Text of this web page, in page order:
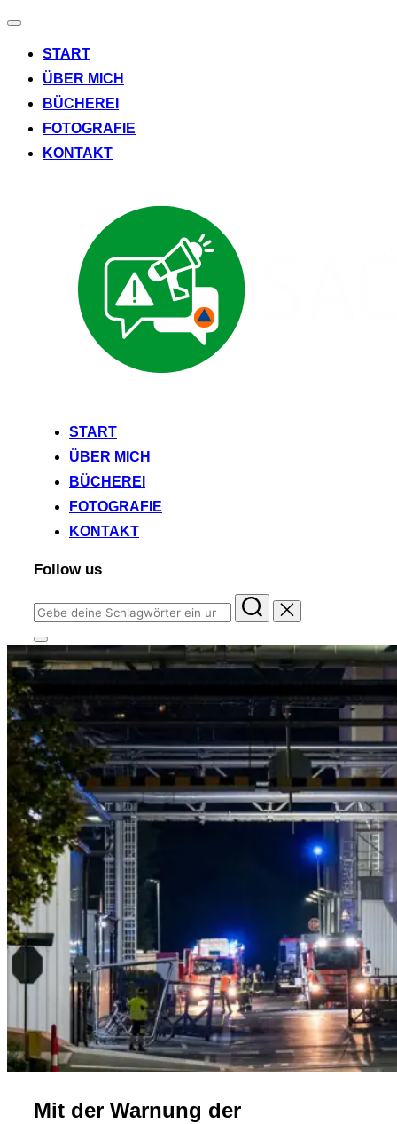
Navigation
START
ÜBER MICH
BÜCHEREI
FOTOGRAFIE
KONTAKT
START
ÜBER MICH
BÜCHEREI
FOTOGRAFIE
KONTAKT
Follow us
Suchen
nach:
Seitenleiste
&
Navigation
Mit der Warnung der